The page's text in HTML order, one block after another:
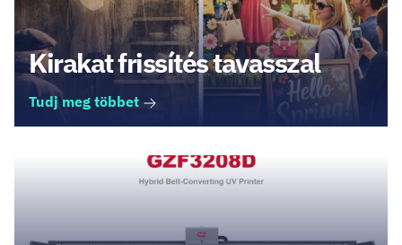
Kirakat frissítés tavasszal
Tudj meg többet